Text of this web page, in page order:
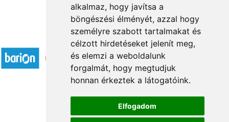
alkalmaz, hogy javítsa a
böngészési élményét, azzal hogy
személyre szabott tartalmakat és
célzott hirdetéseket jelenít meg,
és elemzi a weboldalunk
forgalmát, hogy megtudjuk
honnan érkeztek a látogatóink.
Elfogadom
Elfogadott fizetési módok
Á.SZ.F.